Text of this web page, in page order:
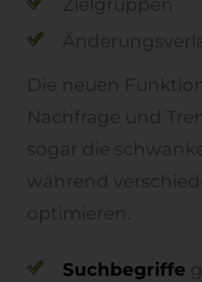
Die neuen
Nachfrage und
sogar die
während
optimieren.
Suchbegriffe